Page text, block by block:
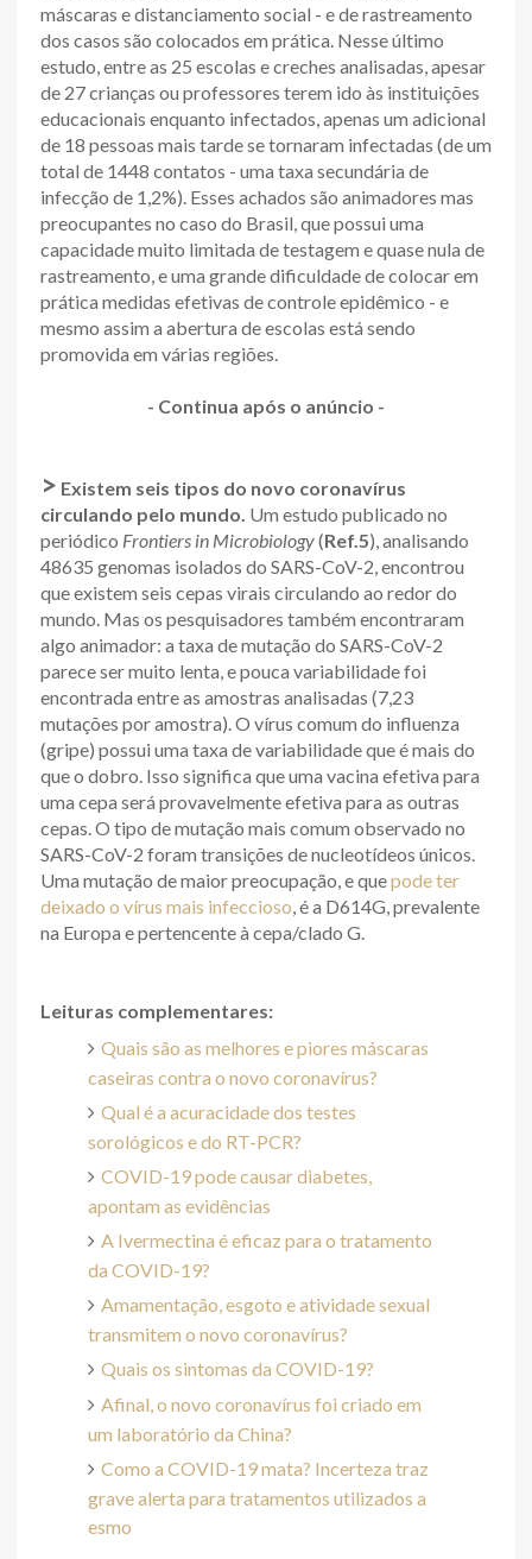
máscaras e distanciamento social - e de rastreamento
dos casos são colocados em prática. Nesse último
estudo, entre as 25 escolas e creches analisadas, apesar
de 27 crianças ou professores terem ido às instituições
educacionais enquanto infectados, apenas um adicional
de 18 pessoas mais tarde se tornaram infectadas (de um
total de 1448 contatos - uma taxa secundária de
infecção de 1,2%). Esses achados são animadores mas
preocupantes no caso do Brasil, que possui uma
capacidade muito limitada de testagem e quase nula de
rastreamento, e uma grande dificuldade de colocar em
prática medidas efetivas de controle epidêmico - e
mesmo assim a abertura de escolas está sendo
promovida em várias regiões.
- Continua após o anúncio -
> Existem seis tipos do novo coronavírus
circulando pelo mundo. Um estudo publicado no
periódico Frontiers in Microbiology(Ref.5), analisando
48635 genomas isolados do SARS-CoV-2, encontrou
que existem seis cepas virais circulando ao redor do
mundo. Mas os pesquisadores também encontraram
algo animador: a taxa de mutação do SARS-CoV-2
parece ser muito lenta, e pouca variabilidade foi
encontrada entre as amostras analisadas (7,23
mutações por amostra). O vírus comum do influenza
(gripe) possui uma taxa de variabilidade que é mais do
que o dobro. Isso significa que uma vacina efetiva para
uma cepa será provavelmente efetiva para as outras
cepas. O tipo de mutação mais comum observado no
SARS-CoV-2 foram transições de nucleotídeos únicos.
Uma mutação de maior preocupação, e quepode ter
deixado o vírus mais infeccioso, é a D614G, prevalente
na Europa e pertencente à cepa/clado G.
Leituras complementares:
Quais são as melhores e piores máscaras
caseiras contra o novo coronavírus?
Qual é a acuracidade dos testes
sorológicos e do RT-PCR?
COVID-19 pode causar diabetes,
apontam as evidências
A Ivermectina é eficaz para o tratamento
da COVID-19?
Amamentação, esgoto e atividade sexual
transmitem o novo coronavírus?
Quais os sintomas da COVID-19?
Afinal, o novo coronavírus foi criado em
um laboratório da China?
Como a COVID-19 mata? Incerteza traz
grave alerta para tratamentos utilizados a
esmo